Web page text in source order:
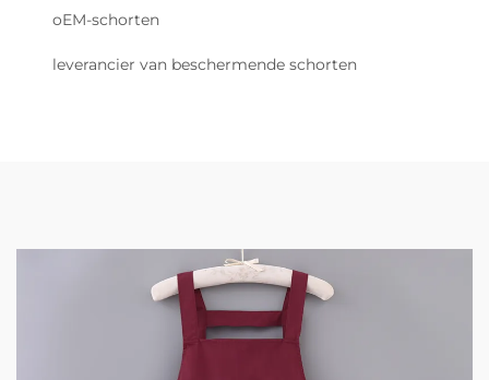
oEM-schorten
leverancier van beschermende schorten